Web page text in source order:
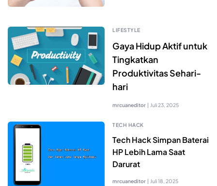
LIFESTYLE
Gaya Hidup Aktif untuk
Tingkatkan
Produktivitas Sehari-
hari
mrcuaneditor | Juli 23, 2025
TECH HACK
Tech Hack Simpan Baterai
HP Lebih Lama Saat
Darurat
mrcuaneditor | Juli 18, 2025